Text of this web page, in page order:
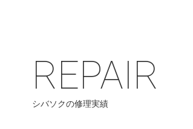
PHILOSOPHY
お問い合わせ /
REPAIR
シバソクの修理実績